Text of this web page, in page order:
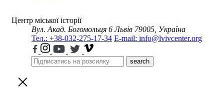
Центр міської історії
Вул. Акад. Богомольця 6 Львів 79005, Україна
Тел.: +38-032-275-17-34 E-mail: info@lvivcenter.org
search